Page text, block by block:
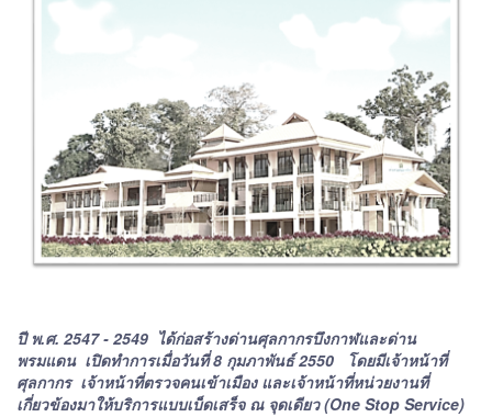
ปี พ.ศ. 2547 - 2549 ได้ก่อสร้างด่านศุลกากรบึงกาฬและด่าน
พรมแดน เปิดทำการเมื่อวันที่ 8 กุมภาพันธ์ 2550 โดยมีเจ้าหน้าที่
ศุลกากร เจ้าหน้าที่ตรวจคนเข้าเมือง และเจ้าหน้าที่หน่วยงานที่
เกี่ยวข้องมาให้บริการแบบเบ็ดเสร็จ ณ จุดเดียว (One Stop Service)